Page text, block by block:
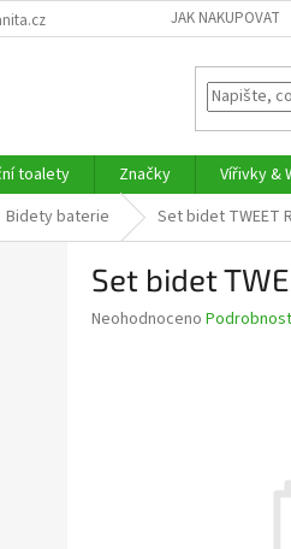
JAK NAKUPOVAT
toalety Značky Vířivky &
Bidety baterie Set bidet TWEET
Set bidet
Průměrné
Neohodnoceno